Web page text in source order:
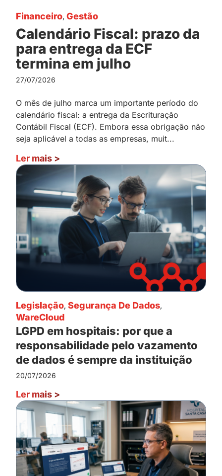
Financeiro, Gestão
Calendário Fiscal: prazo da
para entrega da ECF
termina em julho
27/07/2026
O mês de julho marca um importante período do
calendário fiscal: a entrega da Escrituração
Contábil Fiscal (ECF). Embora essa obrigação não
seja aplicável a todas as empresas, muit...
Ler mais >
Legislação, Segurança De Dados,
WareCloud
LGPD em hospitais: por que a
responsabilidade pelo vazamento
de dados é sempre da instituição
20/07/2026
Ler mais >